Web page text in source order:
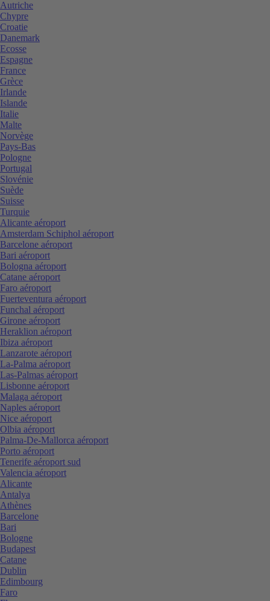
Autriche
Chypre
Croatie
Danemark
Ecosse
Espagne
France
Grèce
Irlande
Islande
Italie
Malte
Norvège
Pays-Bas
Pologne
Portugal
Slovénie
Suède
Suisse
Turquie
Alicante aéroport
Amsterdam Schiphol aéroport
Barcelone aéroport
Bari aéroport
Bologna aéroport
Catane aéroport
Faro aéroport
Fuerteventura aéroport
Funchal aéroport
Girone aéroport
Heraklion aéroport
Ibiza aéroport
Lanzarote aéroport
La-Palma aéroport
Las-Palmas aéroport
Lisbonne aéroport
Malaga aéroport
Naples aéroport
Nice aéroport
Olbia aéroport
Palma-De-Mallorca aéroport
Porto aéroport
Tenerife aéroport sud
Valencia aéroport
Alicante
Antalya
Athènes
Barcelone
Bari
Bologne
Budapest
Catane
Dublin
Edimbourg
Faro